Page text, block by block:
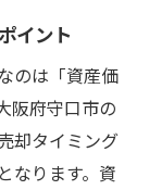
イント
のは「資産価
阪府守口市の
却タイミング
なります。資